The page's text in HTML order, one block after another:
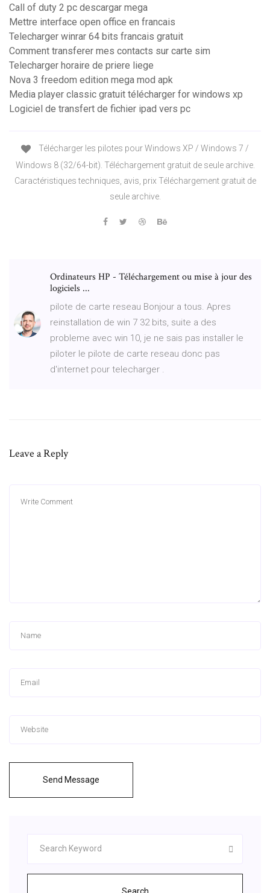
Call of duty 2 pc descargar mega
Mettre interface open office en francais
Telecharger winrar 64 bits francais gratuit
Comment transferer mes contacts sur carte sim
Telecharger horaire de priere liege
Nova 3 freedom edition mega mod apk
Media player classic gratuit télécharger for windows xp
Logiciel de transfert de fichier ipad vers pc
Télécharger les pilotes pour Windows XP / Windows 7 /
Windows 8 (32/64-bit). Téléchargement gratuit de seule archive.
Caractéristiques techniques, avis, prix Téléchargement gratuit de
seule archive.
Ordinateurs HP - Téléchargement ou mise à jour des
logiciels ...
pilote de carte reseau Bonjour a tous. Apres
reinstallation de win 7 32 bits, suite a des
probleme avec win 10, je ne sais pas installer le
piloter le pilote de carte reseau donc pas
d'internet pour telecharger .
Leave a Reply
Send Message
Search